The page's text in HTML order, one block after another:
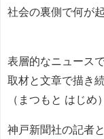
社会の裏側で何が
表層的なニュース
取材と文章で描き
（まつもと はじめ
神戸新聞社の記者